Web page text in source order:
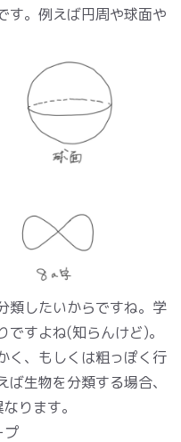
す。例えば円周や球面や
類したいからですね。学
すよね(知らんけど)。
く、もしくは粗っぽく行
生物を分類する場合、
ります。
プ